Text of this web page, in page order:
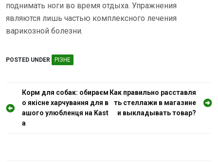
поднимать ноги во время отдыха. Упражнения
являются лишь частью комплексного лечения
варикозной болезни.
POSTED UNDER РІЗНЕ
а
Корм для собак: обираєм
о якісне харчування для в
ашого улюбленця на Kast
a
Как правильно расставля
ть стеллажи в магазине
и выкладывать товар?